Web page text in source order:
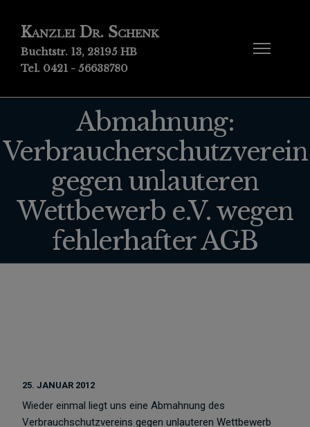
Kanzlei Dr. Schenk
Buchtstr. 13, 28195 HB
Tel. 0421 - 56638780
Abmahnung:
Verbraucherschutzverein
gegen unlauteren
Wettbewerb e.V. wegen
fehlerhafter AGB
25. JANUAR 2012
Wieder einmal liegt uns eine Abmahnung des
Verbrauchschutzvereins gegen unlauteren Wettbewerb